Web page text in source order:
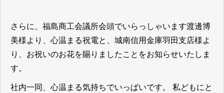
さらに、福島商工会議所会頭でいらっしゃいます渡邊博
美様より、心温まる祝電と、城南信用金庫羽田支店様よ
り、お祝いのお花を賜りましたことをお知らせいたしま
す。
社内一同、心温まる気持ちでいっぱいです。 私どもにと